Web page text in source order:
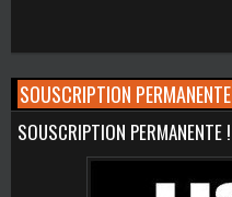
SOUSCRIPTION PERMANENTE
SOUSCRIPTION PERMANENTE !